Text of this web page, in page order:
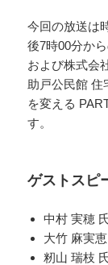
今回の放送は
後7時00分か
および株式会
助戸公民館 住
を変える
す。
ゲストスピ
中村 実穂
大竹 麻実
籾山 瑞枝